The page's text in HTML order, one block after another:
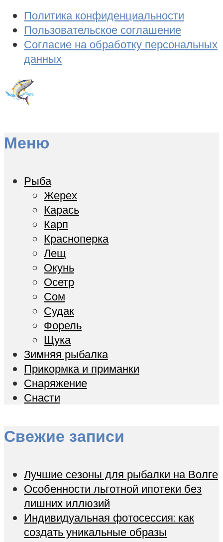
Политика конфиденциальности
Пользовательское соглашение
Согласие на обработку персональных
данных
Меню
Рыба
Жерех
Карась
Карп
Красноперка
Лещ
Окунь
Осетр
Сом
Судак
Форель
Щука
Зимняя рыбалка
Прикормка и приманки
Снаряжение
Снасти
Свежие записи
Лучшие сезоны для рыбалки на Волге
Особенности льготной ипотеки без
лишних иллюзий
Индивидуальная фотосессия: как
создать уникальные образы